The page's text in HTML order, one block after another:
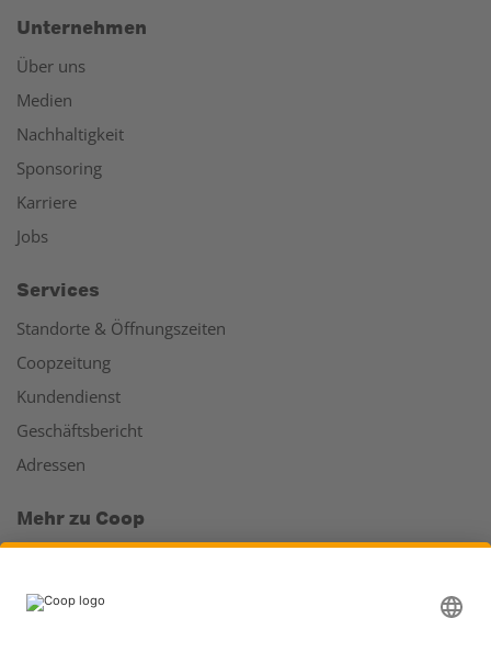
Unternehmen
Über uns
Medien
Nachhaltigkeit
Sponsoring
Karriere
Jobs
Services
Standorte & Öffnungszeiten
Coopzeitung
Kundendienst
Geschäftsbericht
Adressen
Mehr zu Coop
Läden & Services